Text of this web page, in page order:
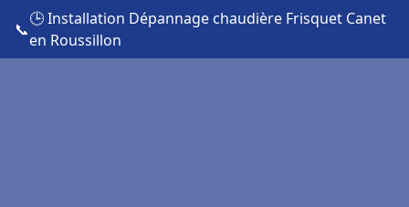
📞
🕒 Installation Dépannage chaudière Frisquet Canet
en Roussillon